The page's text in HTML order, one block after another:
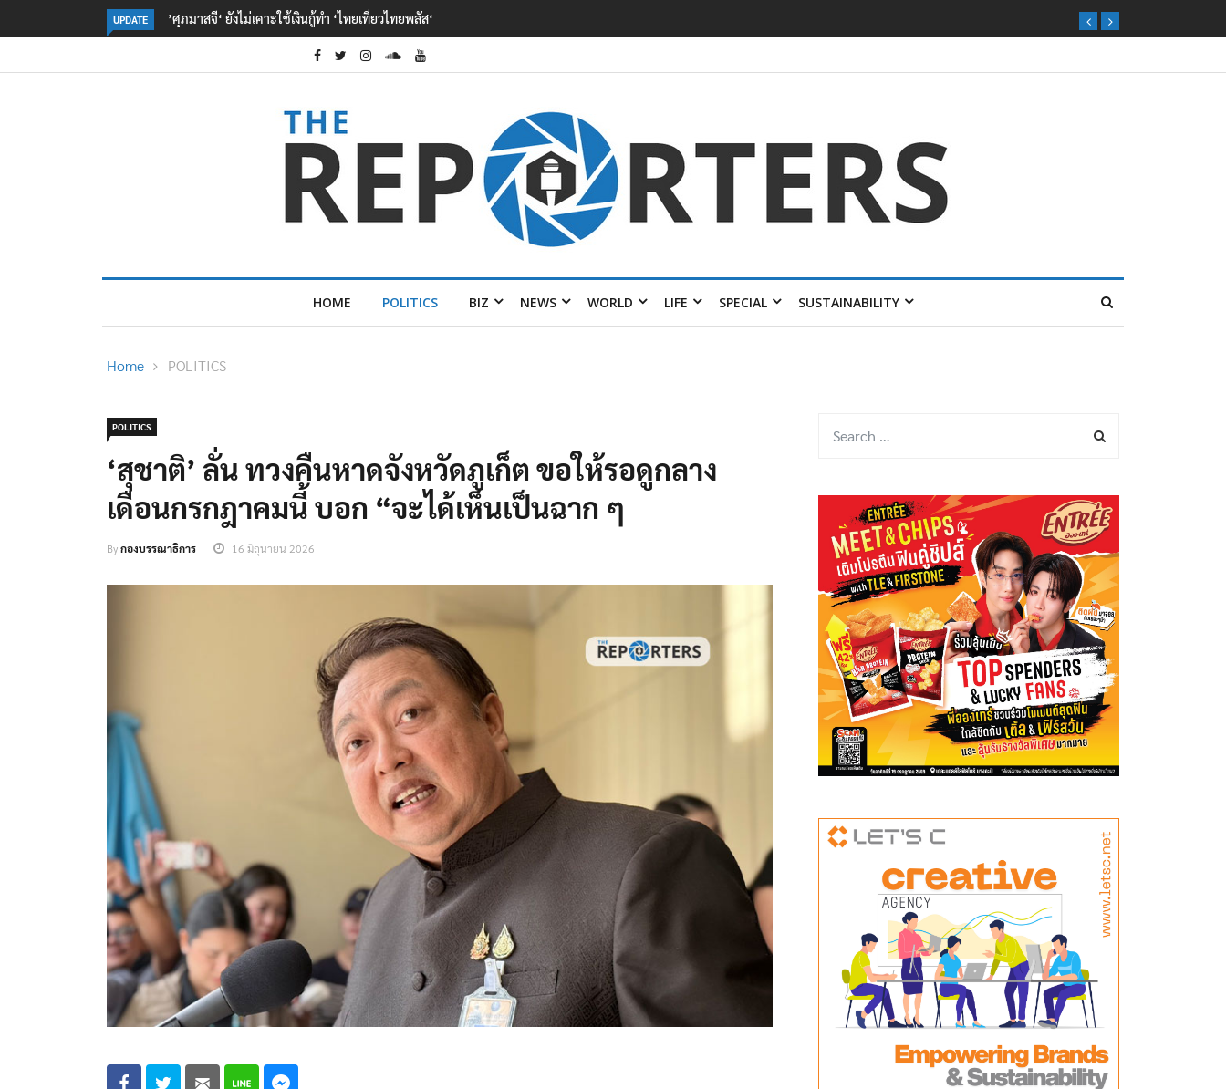
UPDATE
ใช้เงินกู้ทำ ‘ไทยเที่ยวไทยพลัส‘ ‘รักชนก‘ ย้ำ ปชน. จุดยืนเดิมตามคำสัญญาในการ
หาเสียงเลือกตั้ง
HOME POLITICS BIZ NEWS WORLD LIFE SPECIAL SUSTAINABILITY
Home POLITICS
POLITICS
‘สุชาติ’ ลั่น ทวงคืนหาดจังหวัดภูเก็ต ขอให้รอดูกลาง
เดือนกรกฎาคมนี้ บอก “จะได้เห็นเป็นฉาก ๆ
Byกองบรรณาธิการ 16 มิถุนายน 2026